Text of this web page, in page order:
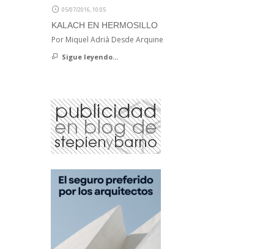
05/07/2016, 10:05
KALACH EN HERMOSILLO
Por Miquel Adrià Desde Arquine
Sigue leyendo...